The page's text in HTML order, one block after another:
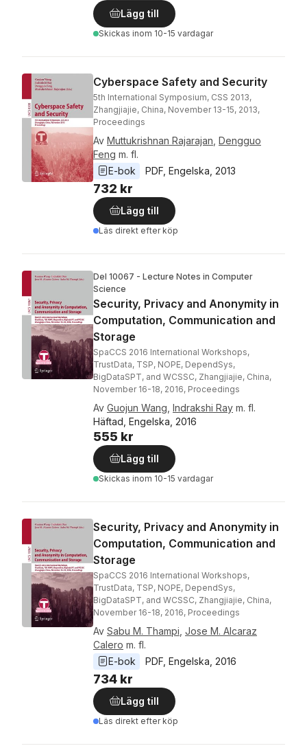
Lägg till
Skickas inom 10-15 vardagar
Cyberspace Safety and Security
5th International Symposium, CSS 2013,
Zhangjiajie, China, November 13-15, 2013,
Proceedings
Av Muttukrishnan Rajarajan Dengguo
Feng m. fl.
E-bok
PDF Engelska 2013
732 kr
Lägg till
Läs direkt efter köp
Del 10067 - Lecture Notes in Computer
Science
Security, Privacy and Anonymity in
Computation, Communication and
Storage
SpaCCS 2016 International Workshops,
TrustData, TSP, NOPE, DependSys,
BigDataSPT, and WCSSC, Zhangjiajie, China,
November 16-18, 2016, Proceedings
Av Guojun Wang Indrakshi Ray m. fl.
Häftad, Engelska, 2016
555 kr
Lägg till
Skickas inom 10-15 vardagar
Security, Privacy and Anonymity in
Computation, Communication and
Storage
SpaCCS 2016 International Workshops,
TrustData, TSP, NOPE, DependSys,
BigDataSPT, and WCSSC, Zhangjiajie, China,
November 16-18, 2016, Proceedings
Av Sabu M. Thampi Jose M. Alcaraz
Calero m. fl.
E-bok
PDF Engelska 2016
734 kr
Lägg till
Läs direkt efter köp